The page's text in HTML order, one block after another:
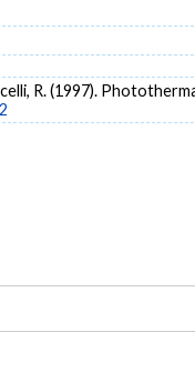
R. (1997).